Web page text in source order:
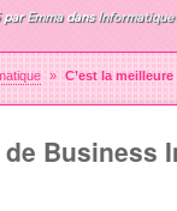
parEmma dansInformatique
» C’est la
Business